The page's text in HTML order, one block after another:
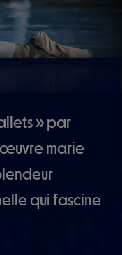
» par
marie
qui fascine